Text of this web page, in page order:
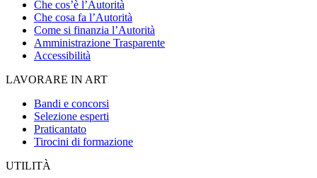
Che cos’è l’Autorità
Che cosa fa l’Autorità
Come si finanzia l’Autorità
Amministrazione Trasparente
Accessibilità
LAVORARE IN ART
Bandi e concorsi
Selezione esperti
Praticantato
Tirocini di formazione
UTILITÀ